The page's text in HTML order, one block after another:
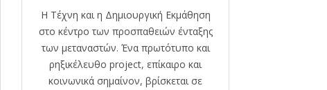
Η Τέχνη και η Δημιουργική Εκμάθηση
στο κέντρο των προσπαθειών ένταξης
των μεταναστών. Ένα πρωτότυπο και
ρηξικέλευθο project, επίκαιρο και
κοινωνικά σημαίνον, βρίσκεται σε